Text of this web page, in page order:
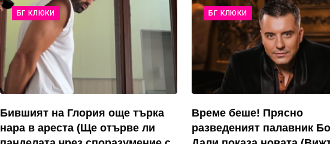
БГ КЛЮКИ
Бившият на Глория още търка
нара в ареста (Ще отърве ли
БГ КЛЮКИ
Време беше! Прясно
разведеният палавник